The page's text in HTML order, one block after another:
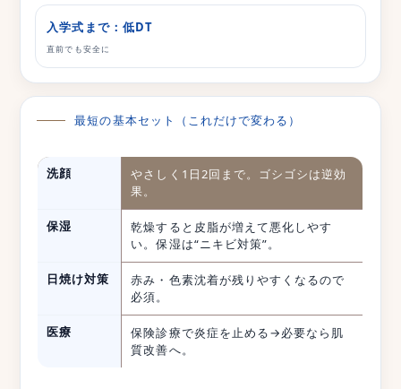
入学式まで：低DT
直前でも安全に
最短の基本セット（これだけで変わる）
洗顔
やさしく1日2回まで。ゴシゴシは逆効
果。
保湿
乾燥すると皮脂が増えて悪化しやす
い。保湿は“ニキビ対策”。
日焼け対策
赤み・色素沈着が残りやすくなるので
必須。
医療
保険診療で炎症を止める→必要なら肌
質改善へ。